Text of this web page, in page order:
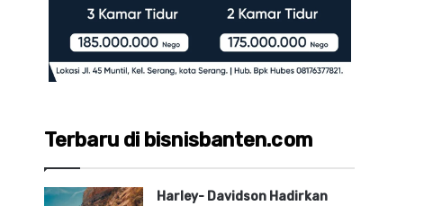
Terbaru di bisnisbanten.com
Harley- Davidson Hadirkan